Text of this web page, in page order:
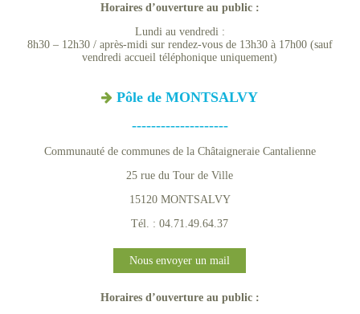
Horaires d’ouverture au public :
Lundi au vendredi :
8h30 – 12h30 / après-midi sur rendez-vous de 13h30 à 17h00 (sauf
vendredi accueil téléphonique uniquement)
Pôle de MONTSALVY
--------------------
Communauté de communes de la Châtaigneraie Cantalienne
25 rue du Tour de Ville
15120 MONTSALVY
Tél. : 04.71.49.64.37
Nous envoyer un mail
Horaires d’ouverture au public :